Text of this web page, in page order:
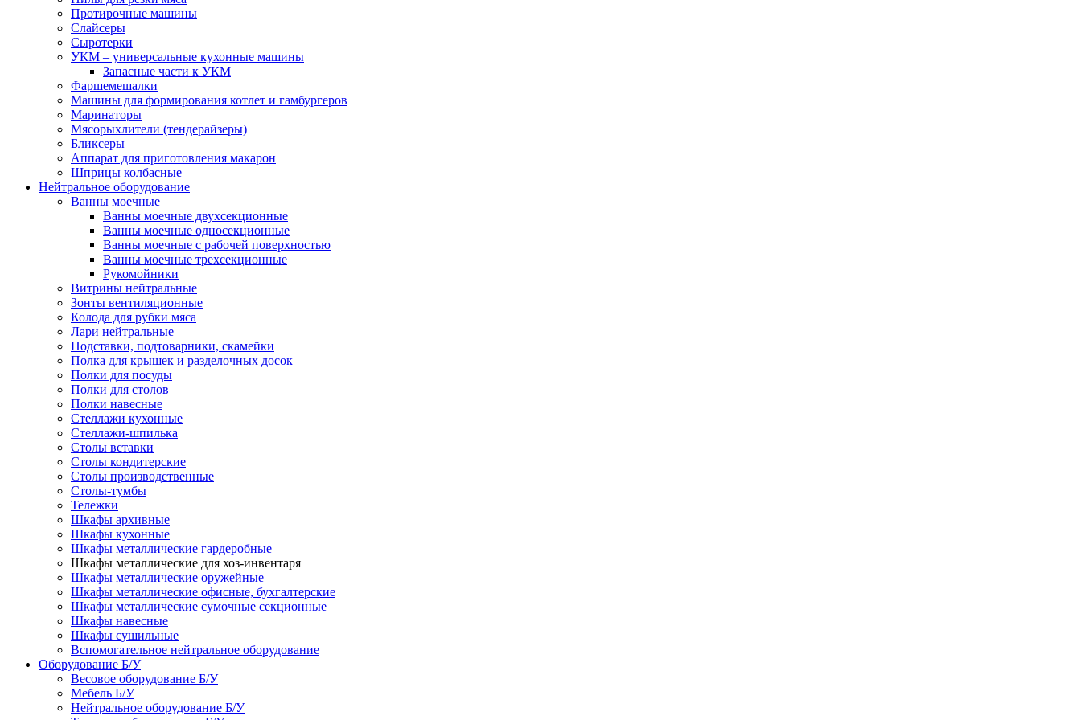
Протирочные машины
Слайсеры
Сыротерки
УКМ – универсальные кухонные машины
Запасные части к УКМ
Фаршемешалки
Машины для формирования котлет и гамбургеров
Маринаторы
Мясорыхлители (тендерайзеры)
Бликсеры
Аппарат для приготовления макарон
Шприцы колбасные
Нейтральное оборудование
Ванны моечные
Ванны моечные двухсекционные
Ванны моечные односекционные
Ванны моечные с рабочей поверхностью
Ванны моечные трехсекционные
Рукомойники
Витрины нейтральные
Зонты вентиляционные
Колода для рубки мяса
Лари нейтральные
Подставки, подтоварники, скамейки
Полка для крышек и разделочных досок
Полки для посуды
Полки для столов
Полки навесные
Стеллажи кухонные
Стеллажи-шпилька
Столы вставки
Столы кондитерские
Столы производственные
Столы-тумбы
Тележки
Шкафы архивные
Шкафы кухонные
Шкафы металлические гардеробные
Шкафы металлические для хоз-инвентаря
Шкафы металлические оружейные
Шкафы металлические офисные, бухгалтерские
Шкафы металлические сумочные секционные
Шкафы навесные
Шкафы сушильные
Вспомогательное нейтральное оборудование
Оборудование Б/У
Весовое оборудование Б/У
Мебель Б/У
Нейтральное оборудование Б/У